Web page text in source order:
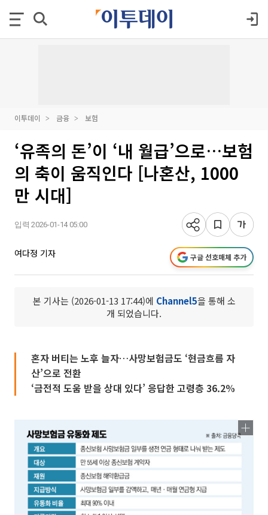
이투데이 금융 보험
‘유족의 돈’이 ‘내 월급’으로…보험
의 축이 움직인다 [나혼산, 1000
만 시대]
입력 2026-01-14 05:00
여다정 기자 구글 선호매체 추가
본 기사는 (2026-01-13 17:44)에 Channel5을 통해 소
개 되었습니다.
혼자 버티는 노후 늘자…사망보험금도 ‘현금흐름 자
산’으로 전환
‘금전적 도움 받을 상대 있다’ 응답한 고령층 36.2%